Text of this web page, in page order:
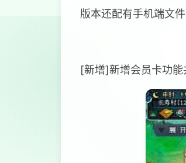
版本还配有手机端文
[新增]新增会员卡功